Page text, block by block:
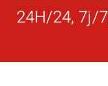
24H/24, 7j/